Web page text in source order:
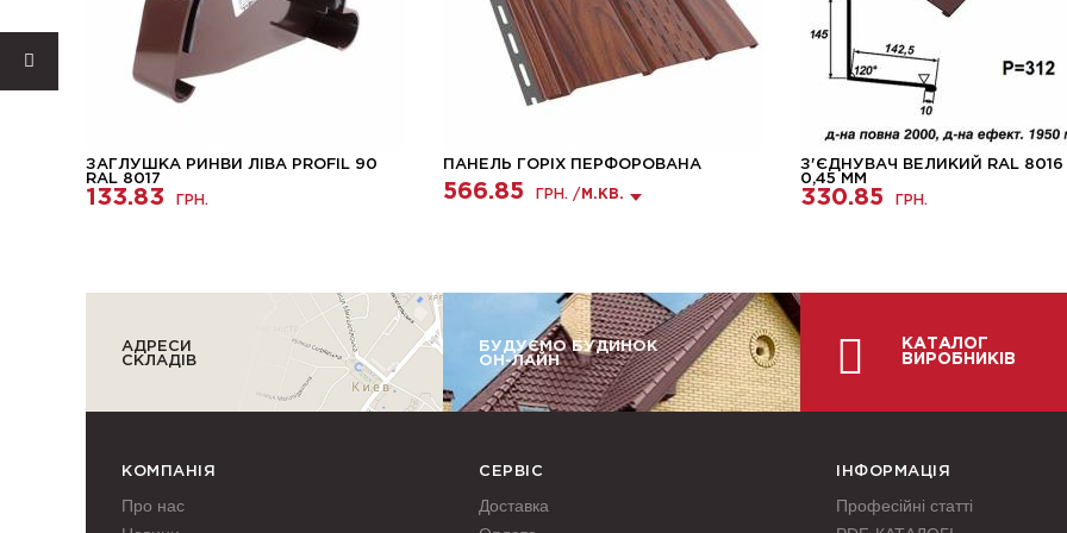
ЗАГЛУШКА РИНВИ ЛІВА PROFIL 90
RAL 8017
133.83 ГРН.
ПАНЕЛЬ ГОРІХ ПЕРФОРОВАНА
566.85 ГРН. / М.КВ.
З'ЄДНУВАЧ ВЕЛИКИЙ RAL 8016
0,45 ММ
330.85 ГРН.
АДРЕСИ
СКЛАДІВ
БУДУЄМО БУДИНОК
ОН-ЛАЙН
КАТАЛОГ
ВИРОБНИКІВ
КОМПАНІЯ
Про нас
СЕРВІС
Доставка
ІНФОРМАЦІЯ
Професійні статті